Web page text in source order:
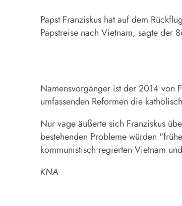
Papst Franziskus hat auf dem
Papstreise nach Vietnam, sagte der
Namensvorgänger ist der 2014 von
umfassenden Reformen die
Nur vage äußerte sich Franziskus
bestehenden Probleme würden
kommunistisch regierten Vietnam
KNA